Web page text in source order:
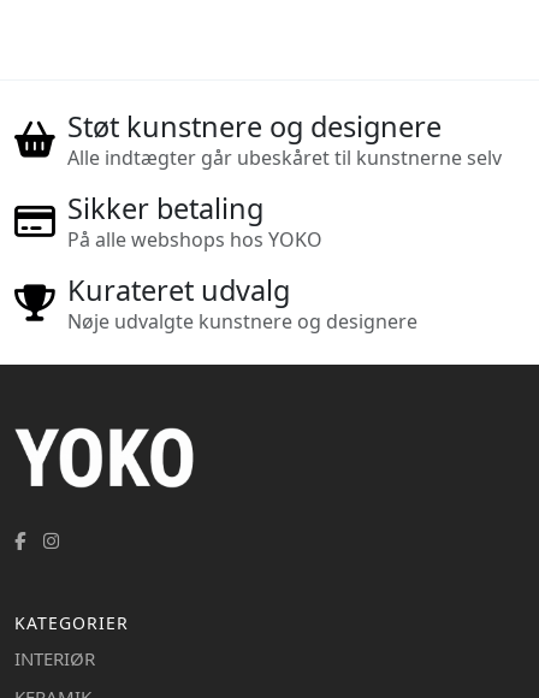
Støt kunstnere og designere
Alle indtægter går ubeskåret til kunstnerne selv
Sikker betaling
På alle webshops hos YOKO
Kurateret udvalg
Nøje udvalgte kunstnere og designere
KATEGORIER
INTERIØR